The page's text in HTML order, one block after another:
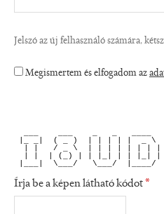
Jelszó az új felhasználó számára,
Megismertem és elfogadom az
|_ _|  ( _ )  | | | | |  _ \
| |   / _ \  | | | | | | |
| |  | (_) | | |_| | | |_| |
|___|  \___/   \___/  |____/
Írja be a képen látható kódot*